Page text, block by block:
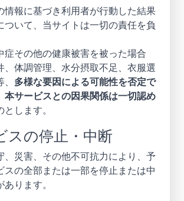
情報に基づき利用者が行動した結果
ついて、当サイトは一切の責任を負
症その他の健康被害を被った場合
、体調管理、水分摂取不足、衣服選
多様な要因による可能性を否定で
本サービスとの因果関係は一切認め
とします。
スの停止・中断
、災害、その他不可抗力により、予
スの全部または一部を停止または中
ります。